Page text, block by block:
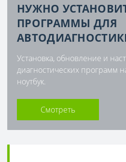
НУЖНО
ПРОГРАММЫ ДЛЯ
Установка, обновление и
диагностических программ
ноутбук.
Смотреть